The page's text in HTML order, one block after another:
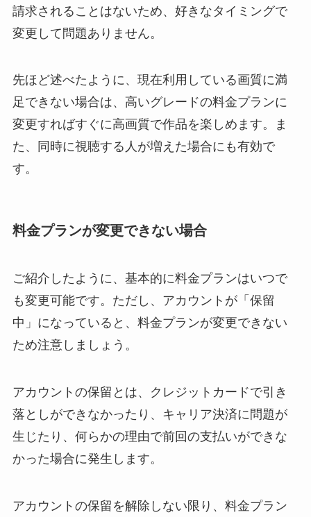
請求されることはないため、好きなタイミングで
変更して問題ありません。
先ほど述べたように、現在利用している画質に満
足できない場合は、高いグレードの料金プランに
変更すればすぐに高画質で作品を楽しめます。ま
た、同時に視聴する人が増えた場合にも有効で
す。
料金プランが変更できない場合
ご紹介したように、基本的に料金プランはいつで
も変更可能です。ただし、アカウントが「保留
中」になっていると、料金プランが変更できない
ため注意しましょう。
アカウントの保留とは、クレジットカードで引き
落としができなかったり、キャリア決済に問題が
生じたり、何らかの理由で前回の支払いができな
かった場合に発生します。
アカウントの保留を解除しない限り、料金プラン